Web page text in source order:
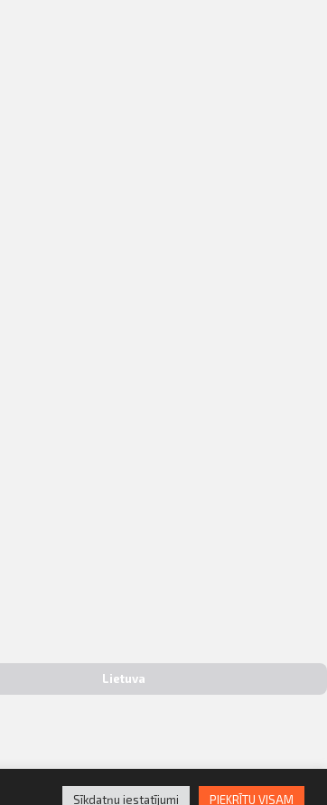
Sīkdatņu iestatījumi PIEKRĪTU VISAM
Lietuva